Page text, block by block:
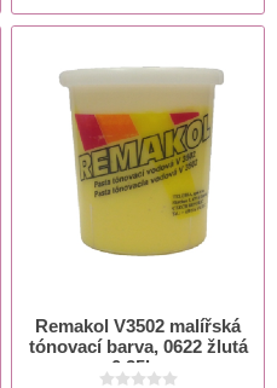
Remakol V3502 malířská
tónovací barva, 0622 žlutá
0,25kg